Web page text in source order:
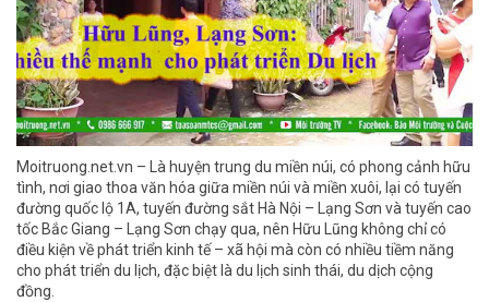
Moitruong.net.vn – Là huyện trung du miền núi, có phong cảnh hữu
tình, nơi giao thoa văn hóa giữa miền núi và miền xuôi, lại có tuyến
đường quốc lộ 1A, tuyến đường sắt Hà Nội – Lạng Sơn và tuyến cao
tốc Bắc Giang – Lạng Sơn chạy qua, nên Hữu Lũng không chỉ có
điều kiện về phát triển kinh tế – xã hội mà còn có nhiều tiềm năng
cho phát triển du lịch, đặc biệt là du lịch sinh thái, du dịch cộng
đồng.